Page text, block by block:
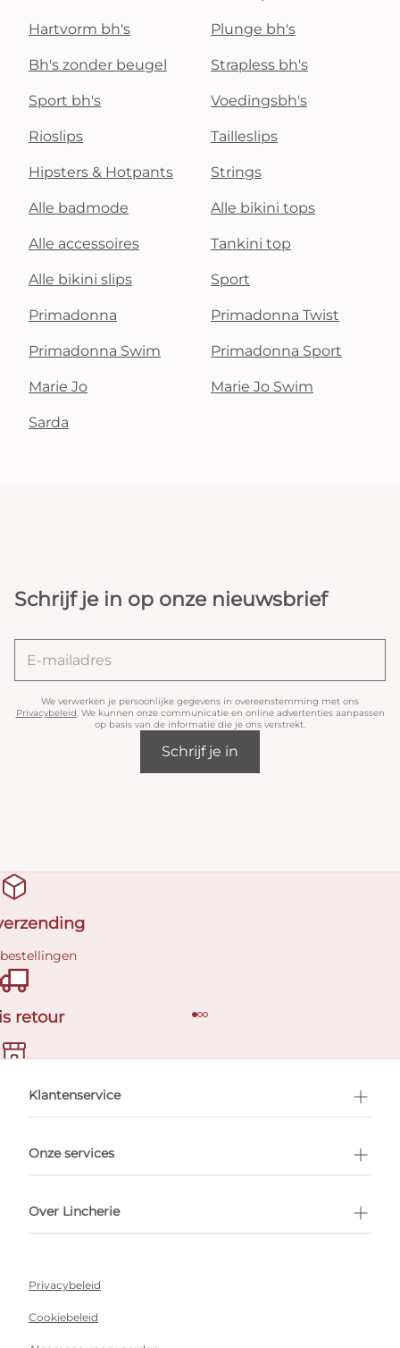
Hartvorm bh's Plunge bh's
Bh's zonder beugel Strapless bh's
Sport bh's Voedingsbh's
Rioslips Tailleslips
Hipsters & Hotpants Strings
Alle badmode Alle bikini tops
Alle accessoires Tankini top
Alle bikini slips Sport
Primadonna Primadonna Twist
Primadonna Swim Primadonna Sport
Marie Jo Marie Jo Swim
Sarda
Schrijf je in op onze nieuwsbrief
We verwerken je persoonlijke gegevens in overeenstemming met ons
Privacybeleid. We kunnen onze communicatie en online advertenties aanpassen
op basis van de informatie die je ons verstrekt.
Schrijf je in
retour
afspraak
Klantenservice
Onze services
Over Lincherie
Privacybeleid
Cookiebeleid